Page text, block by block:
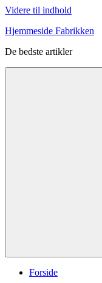
Videre til indhold
Hjemmeside Fabrikken
De bedste artikler
Forside